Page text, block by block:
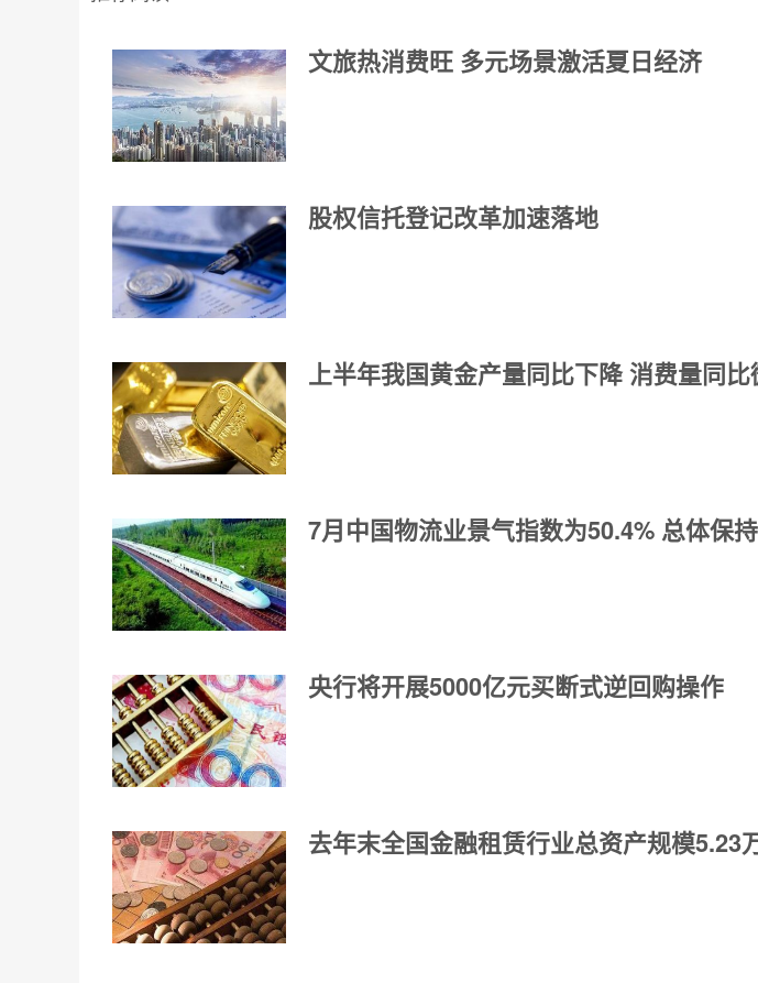
文旅热消费旺 多元场景激活夏日经济
股权信托登记改革加速落地
上半年我国黄金产量同比下降 消费量同比
7月中国物流业景气指数为50.4% 总体保
央行将开展5000亿元买断式逆回购操作
去年末全国金融租赁行业总资产规模5.23